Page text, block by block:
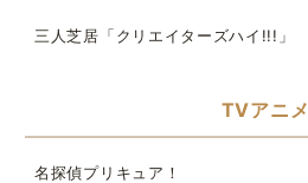
三人芝居「クリエイターズハイ!!!」
TVアニメ
名探偵プリキュア！